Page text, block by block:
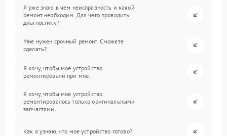
Я уже знаю в чем неисправность и какой
ремонт необходим. Для чего проводить
диагностику?
Мне нужен срочный ремонт. Сможете
сделать?
Я хочу, чтобы мое устройство
ремонтировали при мне.
Я хочу, чтобы мое устройство
ремонтировалось только оригинальными
запчастями.
Как я узнаю, что мое устройство готово?